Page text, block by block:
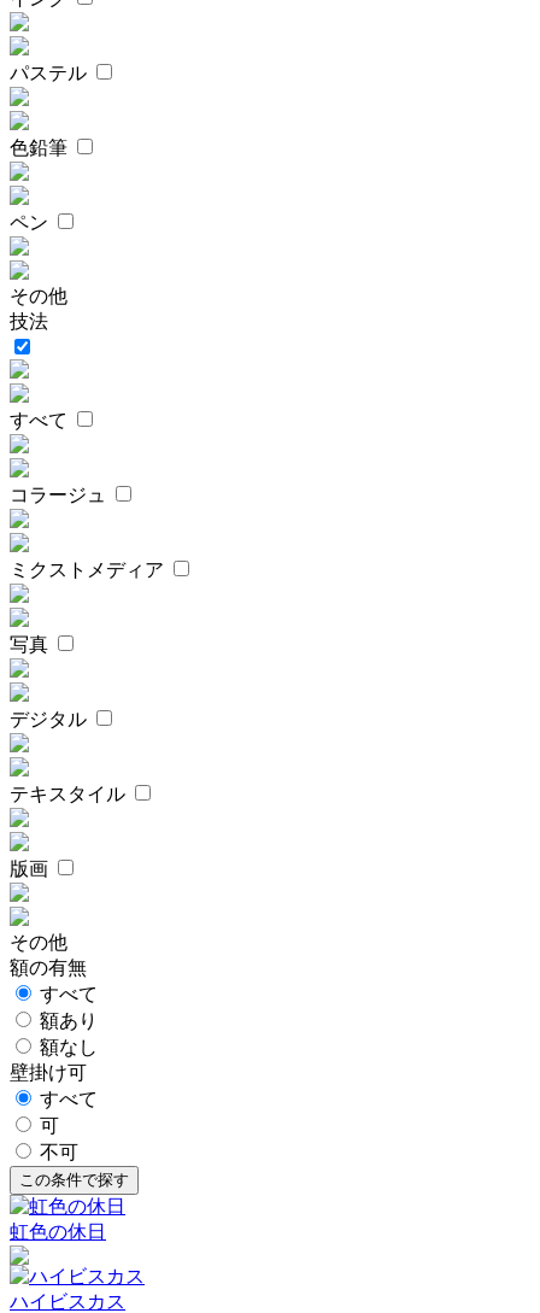
パステル
色鉛筆
ペン
その他
技法
すべて
コラージュ
ミクストメディア
写真
デジタル
テキスタイル
版画
その他
額の有無
すべて
額あり
額なし
壁掛け可
すべて
可
不可
虹色の休日
ハイビスカス